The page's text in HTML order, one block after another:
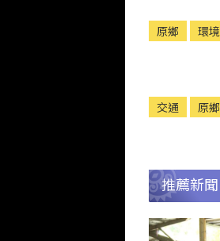
原鄉 環境
交通 原鄉
推薦新聞